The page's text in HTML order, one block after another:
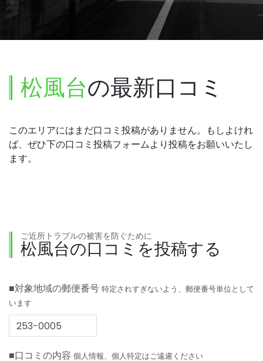
松風台の最新口コミ
このエリアにはまだ口コミ投稿がありません。もしよけれ
ば、ぜひ下の口コミ投稿フォームより投稿をお願いいたし
ます。
ご近所トラブルの被害を防ぐために
松風台の口コミを投稿する
■対象地域の郵便番号 特定されすぎないよう、郵便番号単位として
います
■口コミの内容 個人情報、個人特定はご遠慮ください